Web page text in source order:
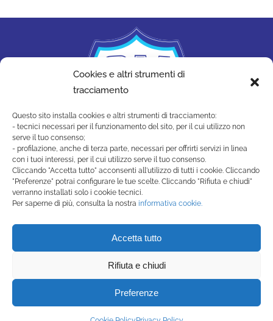
Cookies e altri strumenti di
tracciamento
Questo sito installa cookies e altri strumenti di tracciamento:
- tecnici necessari per il funzionamento del sito, per il cui utilizzo non
serve il tuo consenso;
- profilazione, anche di terza parte, necessari per offrirti servizi in linea
con i tuoi interessi, per il cui utilizzo serve il tuo consenso.
Cliccando "Accetta tutto" acconsenti all'utilizzo di tutti i cookie. Cliccando
"Preferenze" potrai configurare le tue scelte. Cliccando "Rifiuta e chiudi"
verranno installati solo i cookie tecnici.
Per saperne di più, consulta la nostra informativa cookie.
Accetta tutto
Rifiuta e chiudi
Preferenze
SAN MARINO ACADEMY
Strada di Montecchio, 17 47890
(+378) 0549 990515 -
segreteria@sanmarinoacademy.sm
Privacy Policy- Cookie Policy
Powered by Studio99